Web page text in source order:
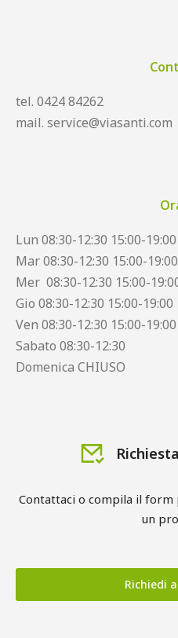
tel. 0424 84262
mail. service@viasanti.com
Lun 08:30-12:30 15:00-19:00
Mar 08:30-12:30 15:00-19:00
Mer 08:30-12:30 15:00-
Gio 08:30-12:30 15:00-19:00
Ven 08:30-12:30 15:00-19:00
Sabato 08:30-12:30
Domenica CHIUSO
Contattaci o compila il form
un
Richiedi